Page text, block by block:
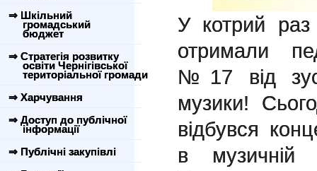
⇒ Шкільний
громадський
бюджет
⇒ Стратегія розвитку
освіти Чернігівської
територіальної громади
⇒ Харчування
⇒ Доступ до публічної
інформації
⇒ Публічні закупівлі
У котрий раз
отримали
№17 від
музики!
відбувся
в